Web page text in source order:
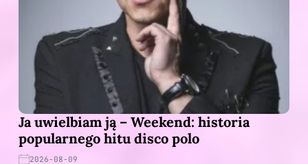
Ja uwielbiam ją – Weekend: historia
popularnego hitu disco polo
2026-08-09